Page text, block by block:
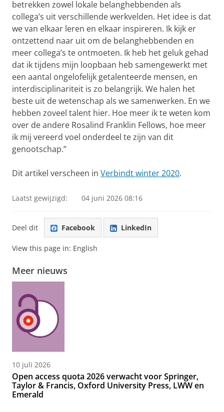
betrekken zowel lokale belanghebbenden als
collega’s uit verschillende werkvelden. Het idee is dat
we van elkaar leren en elkaar inspireren. Ik kijk er
ontzettend naar uit om de belanghebbenden en
meer collega’s te ontmoeten. Ik heb het geluk gehad
dat ik tijdens mijn loopbaan heb samengewerkt met
een aantal ongelofelijk getalenteerde mensen, en
interdisciplinariteit is zo belangrijk. We halen het
beste uit de wetenschap als we samenwerken. En we
hebben zoveel talent hier. Hoe meer ik te weten kom
over de andere Rosalind Franklin Fellows, hoe meer
ik mij vereerd voel onderdeel te zijn van dit
genootschap.”
Dit artikel verscheen in Verbindt winter 2020.
Laatst gewijzigd: 04 juni 2026 08:16
Deel dit Facebook LinkedIn
View this page in: English
Meer nieuws
10 juli 2026
Open access quota 2026 verwacht voor Springer,
Taylor & Francis, Oxford University Press, LWW en
Emerald